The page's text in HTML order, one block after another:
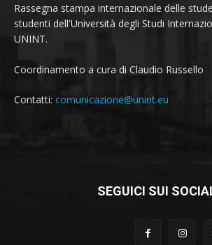
Rassegna stampa internazionale delle
studenti dell'Università degli Studi
UNINT.
Coordinamento a cura di Claudio Russello
Contatti: comunicazione@unint.eu
SEGUICI SUI